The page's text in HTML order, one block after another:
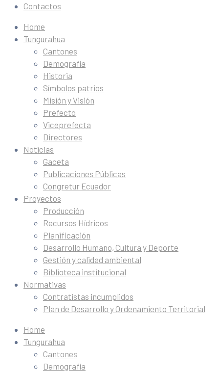
Contactos
Home
Tungurahua
Cantones
Demografía
Historia
Símbolos patrios
Misión y Visión
Prefecto
Viceprefecta
Directores
Noticias
Gaceta
Publicaciones Públicas
Congretur Ecuador
Proyectos
Producción
Recursos Hídricos
Planificación
Desarrollo Humano, Cultura y Deporte
Gestión y calidad ambiental
Biblioteca institucional
Normativas
Contratistas incumplidos
Plan de Desarrollo y Ordenamiento Territorial
Home
Tungurahua
Cantones
Demografía